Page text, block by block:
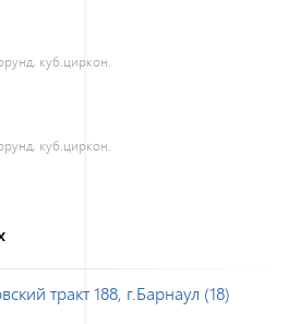
куб.циркон.
куб.циркон.
тракт 188, г.Барнаул (18)